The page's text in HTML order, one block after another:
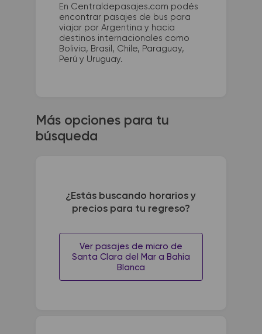
En Centraldepasajes.com podés
encontrar pasajes de bus para
viajar por Argentina y hacia
destinos internacionales como
Bolivia, Brasil, Chile, Paraguay,
Perú y Uruguay.
Más opciones para tu
búsqueda
¿Estás buscando horarios y
precios para tu regreso?
Ver pasajes de micro de
Santa Clara del Mar a Bahia
Blanca